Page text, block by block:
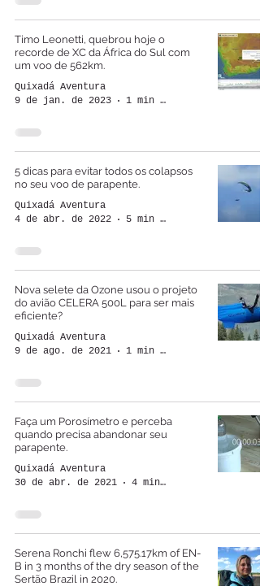
Timo Leonetti, quebrou hoje o
recorde de XC da África do Sul com
um voo de 562km.
Quixadá Aventura
9 de jan. de 2023
1 min de leitura
5 dicas para evitar todos os colapsos
no seu voo de parapente.
Quixadá Aventura
4 de abr. de 2022
5 min de leitura
Nova selete da Ozone usou o projeto
do avião CELERA 500L para ser mais
eficiente?
Quixadá Aventura
9 de ago. de 2021
1 min de leitura
Faça um Porosímetro e perceba
quando precisa abandonar seu
parapente.
Quixadá Aventura
30 de abr. de 2021
4 min de leitura
Serena Ronchi flew 6,575.17km of EN-
B in 3 months of the dry season of the
Sertão Brazil in 2020.